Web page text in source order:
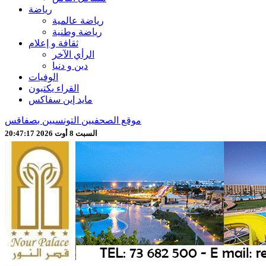
رياضة
رياضة عالمية
رياضة وطنية
ثقافة و إعلام
الرأي الآخر
دين و دنيا
الوفيات
القراء يكتبون
مايد إين سفاكس
موقع الصحفيين التونسيين بصفاقس
السبت 8 أوت 2026 20:47:19